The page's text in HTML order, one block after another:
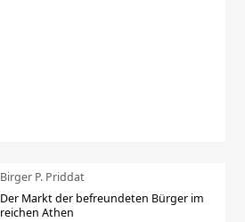
Birger P. Priddat
Der Markt der befreundeten Bürger im
reichen Athen